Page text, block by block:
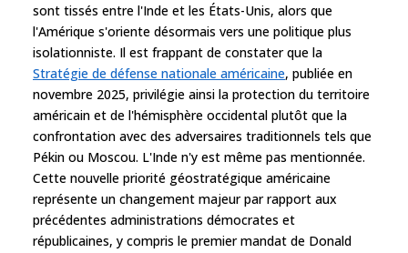
sont tissés entre l'Inde et les États-Unis, alors que
l'Amérique s'oriente désormais vers une politique plus
isolationniste. Il est frappant de constater que la
Stratégie de défense nationale américaine, publiée en
novembre 2025, privilégie ainsi la protection du territoire
américain et de l'hémisphère occidental plutôt que la
confrontation avec des adversaires traditionnels tels que
Pékin ou Moscou. L'Inde n'y est même pas mentionnée.
Cette nouvelle priorité géostratégique américaine
représente un changement majeur par rapport aux
précédentes administrations démocrates et
républicaines, y compris le premier mandat de Donald